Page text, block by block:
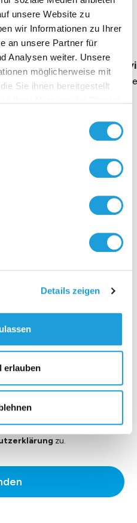
unsere Website zu
wir Informationen zu Ihrer
an unsere Partner für
Analysen weiter. Unsere
möglicherweise mit
Sie ihnen bereitgestellt
Details zeigen
erlauben
Jahren
Dirmeier
zu.